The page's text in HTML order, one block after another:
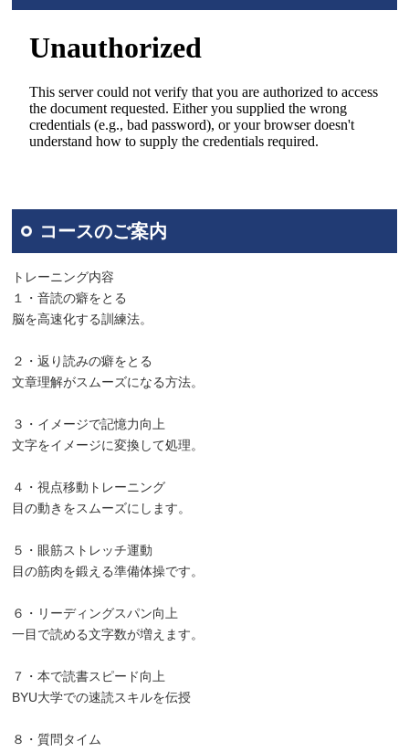
コースのご案内
トレーニング内容
１・音読の癖をとる
脳を高速化する訓練法。
２・返り読みの癖をとる
文章理解がスムーズになる方法。
３・イメージで記憶力向上
文字をイメージに変換して処理。
４・視点移動トレーニング
目の動きをスムーズにします。
５・眼筋ストレッチ運動
目の筋肉を鍛える準備体操です。
６・リーディングスパン向上
一目で読める文字数が増えます。
７・本で読書スピード向上
BYU大学での速読スキルを伝授
８・質問タイム